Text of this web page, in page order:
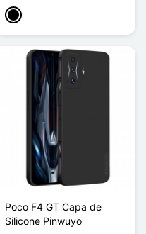
Preto
Poco F4 GT Capa de
Silicone Pinwuyo